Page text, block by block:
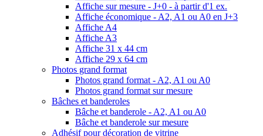
Affiche sur mesure - J+0 - à partir d'1 ex.
Affiche économique - A2, A1 ou A0 en J+3
Affiche A4
Affiche A3
Affiche 31 x 44 cm
Affiche 29 x 64 cm
Photos grand format
Photos grand format - A2, A1 ou A0
Photos grand format sur mesure
Bâches et banderoles
Bâche et banderole - A2, A1 ou A0
Bâche et banderole sur mesure
Adhésif pour décoration de vitrine